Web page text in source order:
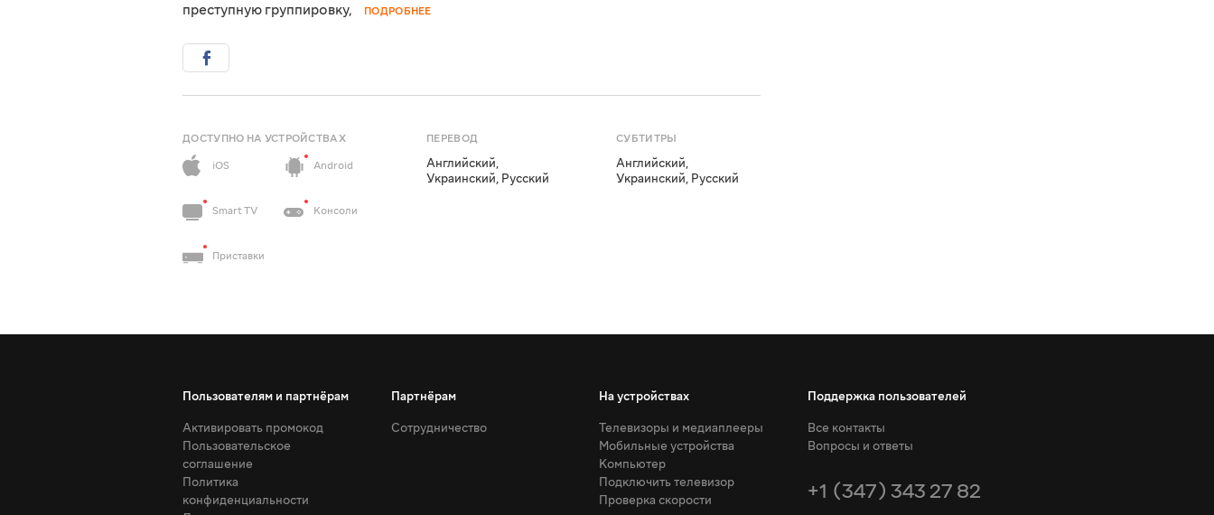
преступную группировку,
ПОДРОБНЕЕ
ДОСТУПНО НА УСТРОЙСТВАХ
iOS
Android
Smart TV Консоли
Приставки
ПЕРЕВОД
Английский,
Украинский, Русский
СУБТИТРЫ
Английский,
Украинский, Русский
Пользователям и партнёрам
Активировать промокод
Пользовательское
соглашение
Политика
конфиденциальности
Партнёрам
Сотрудничество
На устройствах
Телевизоры и медиаплееры
Мобильные устройства
Компьютер
Подключить телевизор
Проверка скорости
Поддержка пользователей
Все контакты
Вопросы и ответы
+1 (347) 343 27 82